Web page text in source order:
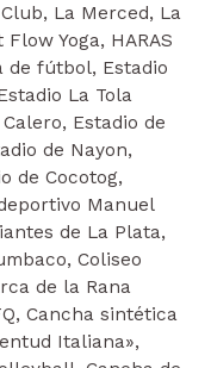
La Merced, La
Yoga, HARAS
de fútbol, Estadio
La Tola
Estadio de
de Nayon,
de Cocotog,
Manuel
de La Plata,
Coliseo
de la Rana
Cancha sintética
Italiana»,